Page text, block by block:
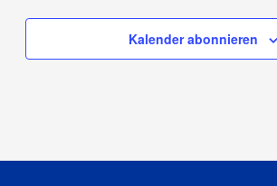
Kalender abonnieren